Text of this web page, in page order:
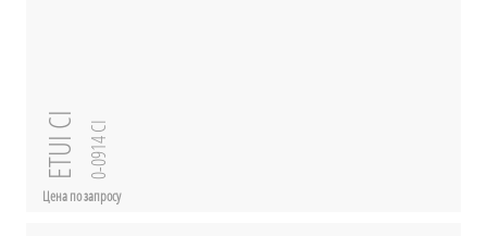
Цена по запросу
ETUI CI 0-0914 CI